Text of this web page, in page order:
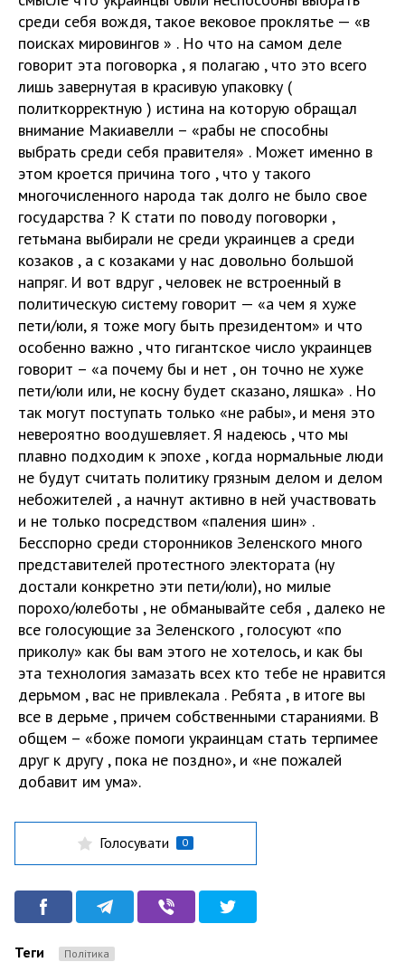
среди себя вождя, такое вековое проклятье — «в
поисках мировингов » . Но что на самом деле
говорит эта поговорка , я полагаю , что это всего
лишь завернутая в красивую упаковку (
политкорректную ) истина на которую обращал
внимание Макиавелли – «рабы не способны
выбрать среди себя правителя» . Может именно в
этом кроется причина того , что у такого
многочисленного народа так долго не было свое
государства ? К стати по поводу поговорки ,
гетьмана выбирали не среди украинцев а среди
козаков , а с козаками у нас довольно большой
напряг. И вот вдруг , человек не встроенный в
политическую систему говорит — «а чем я хуже
пети/юли, я тоже могу быть президентом» и что
особенно важно , что гигантское число украинцев
говорит – «а почему бы и нет , он точно не хуже
пети/юли или, не косну будет сказано, ляшка» . Но
так могут поступать только «не рабы», и меня это
невероятно воодушевляет. Я надеюсь , что мы
плавно подходим к эпохе , когда нормальные люди
не будут считать политику грязным делом и делом
небожителей , а начнут активно в ней участвовать
и не только посредством «паления шин» .
Бесспорно среди сторонников Зеленского много
представителей протестного электората (ну
достали конкретно эти пети/юли), но милые
порохо/юлеботы , не обманывайте себя , далеко не
все голосующие за Зеленского , голосуют «по
приколу» как бы вам этого не хотелось, и как бы
эта технология замазать всех кто тебе не нравится
дерьмом , вас не привлекала . Ребята , в итоге вы
все в дерьме , причем собственными стараниями. В
общем – «боже помоги украинцам стать терпимее
друг к другу , пока не поздно», и «не пожалей
добавит им ума».
Голосувати 0
Теги Політика